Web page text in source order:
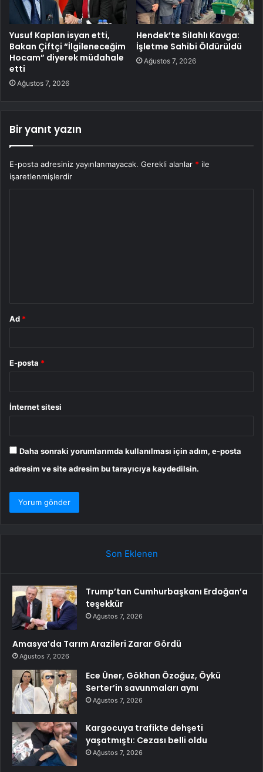
Yusuf Kaplan isyan etti,
Bakan Çiftçi “İlgileneceğim
Hocam” diyerek müdahale
etti
Ağustos 7, 2026
Hendek’te Silahlı Kavga:
İşletme Sahibi Öldürüldü
Ağustos 7, 2026
Bir yanıt yazın
E-posta adresiniz yayınlanmayacak. Gerekli alanlar * ile
işaretlenmişlerdir
Ad *
E-posta *
İnternet sitesi
Daha sonraki yorumlarımda kullanılması için adım, e-posta
adresim ve site adresim bu tarayıcıya kaydedilsin.
Son Eklenen
Trump’tan Cumhurbaşkanı Erdoğan’a
teşekkür
Ağustos 7, 2026
Amasya’da Tarım Arazileri Zarar Gördü
Ağustos 7, 2026
Ece Üner, Gökhan Özoğuz, Öykü
Serter’in savunmaları aynı
Ağustos 7, 2026
Kargocuya trafikte dehşeti
yaşatmıştı: Cezası belli oldu
Ağustos 7, 2026